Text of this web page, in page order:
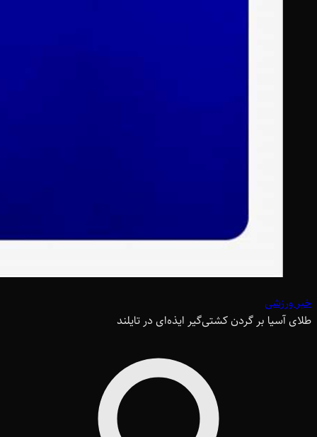
خبر ورزشی
طلای آسیا بر گردن کشتی‌گیر ایذه‌ای در تایلند